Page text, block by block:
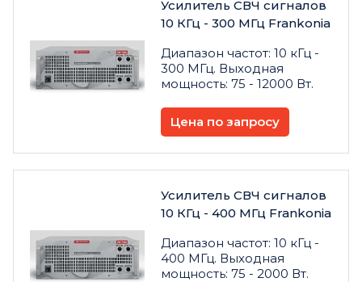
Усилитель СВЧ сигналов
10 КГц - 300 МГц Frankonia
Диапазон частот: 10 кГц -
300 МГц. Выходная
мощность: 75 - 12000 Вт.
Цена по запросу
Усилитель СВЧ сигналов
10 КГц - 400 МГц Frankonia
Диапазон частот: 10 кГц -
400 МГц. Выходная
мощность: 75 - 2000 Вт.